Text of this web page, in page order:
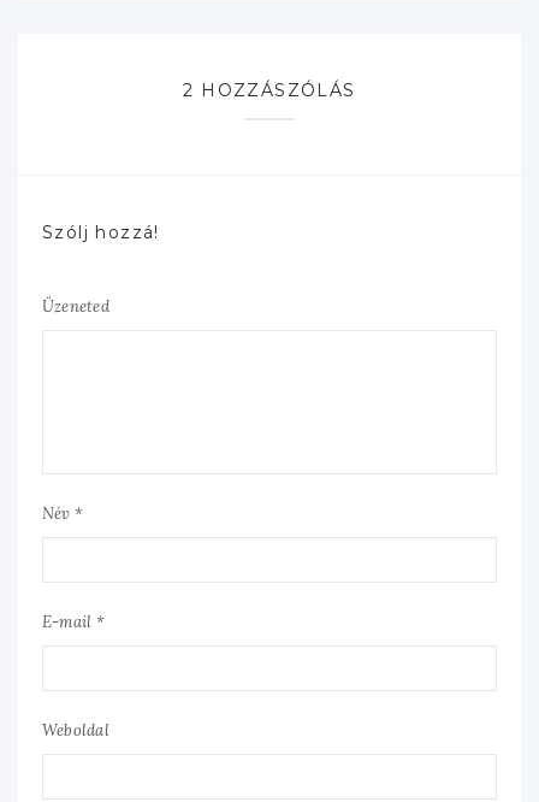
2 HOZZÁSZÓLÁS
Szólj hozzá!
Üzeneted
Név *
E-mail *
Weboldal